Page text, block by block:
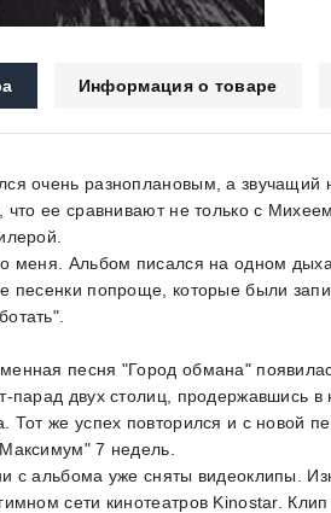
Информация о товаре
очень разноплановым, а звучащий
что ее сравнивают не только с
меня. Альбом писался на одном
песенки попроще, которые были
песня "Город обмана"
парад двух столиц, продержавшись
Тот же успех повторился и с новой
7 недель.
с альбома уже сняты видеоклипы.
сети кинотеатров Kinostar.